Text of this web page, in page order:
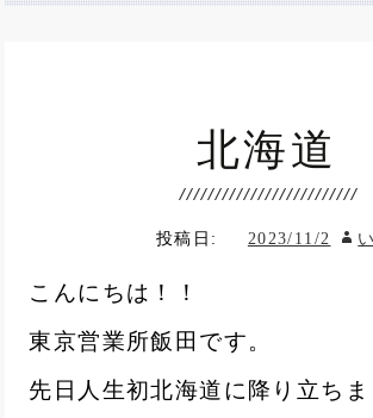
北海道
投稿日: 2023/11/2
こんにちは！！
東京営業所飯田です。
先日人生初北海道に降り立ちま